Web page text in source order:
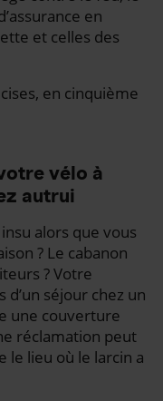
en
et celles des
en cinquième
vélo à
autrui
alors que vous
? Le cabanon
? Votre
séjour chez un
une couverture
réclamation peut
lieu où le larcin a